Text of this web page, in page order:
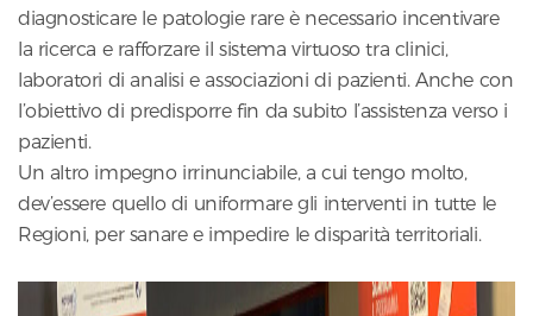
diagnosticare le patologie rare è necessario incentivare
la ricerca e rafforzare il sistema virtuoso tra clinici,
laboratori di analisi e associazioni di pazienti. Anche con
l’obiettivo di predisporre fin da subito l’assistenza verso i
pazienti.
Un altro impegno irrinunciabile, a cui tengo molto,
dev’essere quello di uniformare gli interventi in tutte le
Regioni, per sanare e impedire le disparità territoriali.